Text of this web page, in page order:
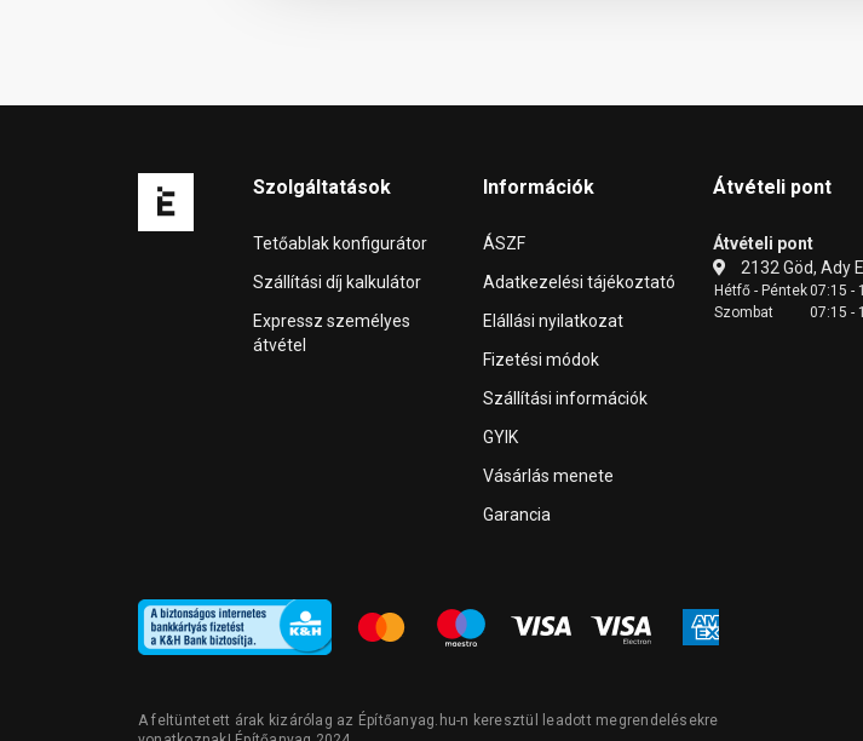
Szolgáltatások
Tetőablak konfigurátor
Szállítási díj kalkulátor
Expressz személyes
átvétel
Információk
ÁSZF
Adatkezelési tájékoztató
Elállási nyilatkozat
Fizetési módok
Szállítási információk
GYIK
Vásárlás menete
Garancia
Átvételi pont
Átvételi pont
2132 Göd, Ady
Hétfő - Péntek07:15 -
Szombat
07:15 -
A feltüntetett árak kizárólag az Építőanyag.hu-n keresztül leadott megrendelésekre